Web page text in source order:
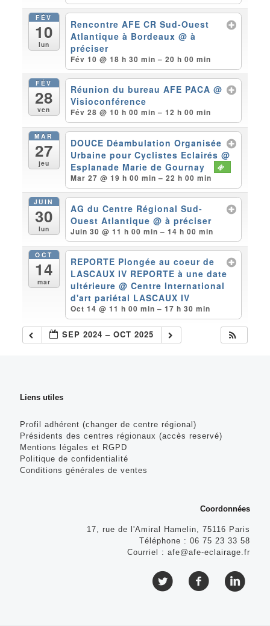
FÉV
10
lun
Rencontre AFE CR Sud-Ouest
Atlantique à Bordeaux@ à
préciser
Fév 10 @ 18 h 30 min – 20 h 00 min
FÉV
28
ven
Réunion du bureau AFE PACA@
Visioconférence
Fév 28 @ 10 h 00 min – 12 h 00 min
MAR
27
jeu
DOUCE Déambulation Organisée
Urbaine pour Cyclistes Eclairés@
Esplanade Marie de Gournay
Mar 27 @ 19 h 00 min – 22 h 00 min
JUIN
30
lun
AG du Centre Régional Sud-
Ouest Atlantique@ à préciser
Juin 30 @ 11 h 00 min – 14 h 00 min
OCT
14
mar
REPORTE Plongée au coeur de
LASCAUX IV REPORTE à une date
ultérieure@ Centre International
d'art pariétal LASCAUX IV
Oct 14 @ 11 h 00 min – 17 h 30 min
SEP 2024 – OCT 2025
Liens utiles
Profil adhérent (changer de centre régional)
Présidents des centres régionaux (accès reservé)
Mentions légales et RGPD
Politique de confidentialité
Conditions générales de ventes
Coordonnées
17, rue de l'Amiral Hamelin, 75116 Paris
Téléphone : 06 75 23 33 58
Courriel : afe@afe-eclairage.fr